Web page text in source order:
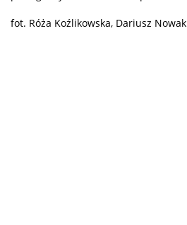
fot. Róża Koźlikowska, Dariusz Nowak